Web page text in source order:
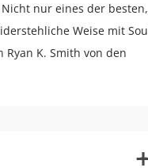
nur eines der besten,
Weise mit
K. Smith von den
-